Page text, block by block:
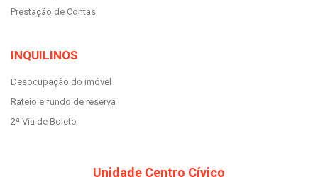
Prestação de Contas
INQUILINOS
Desocupação do imóvel
Rateio e fundo de reserva
2ª Via de Boleto
Unidade Centro Cívico